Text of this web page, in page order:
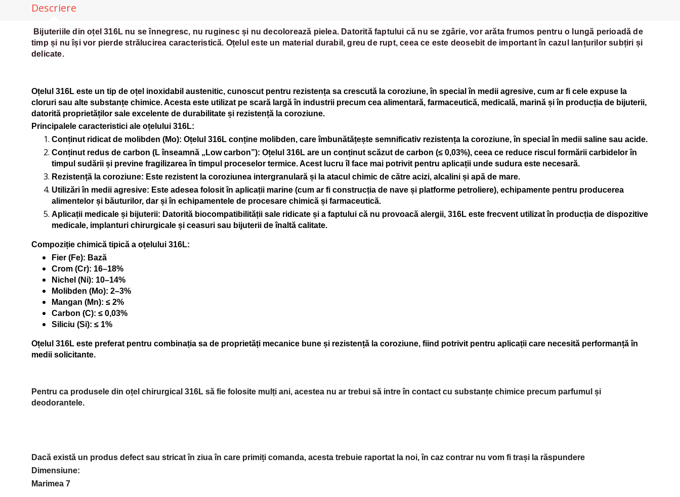
Descriere
Bijuteriile din oțel 316L nu se înnegresc, nu ruginesc și nu decolorează pielea. Datorită faptului că nu se zgârie, vor arăta frumos pentru o lungă perioadă de
timp și nu își vor pierde strălucirea caracteristică. Oțelul este un material durabil, greu de rupt, ceea ce este deosebit de important în cazul lanțurilor subțiri și
delicate.
Oțelul 316L este un tip de oțel inoxidabil austenitic, cunoscut pentru rezistența sa crescută la coroziune, în special în medii agresive, cum ar fi cele expuse la
cloruri sau alte substanțe chimice. Acesta este utilizat pe scară largă în industrii precum cea alimentară, farmaceutică, medicală, marină și în producția de bijuterii,
datorită proprietăților sale excelente de durabilitate și rezistență la coroziune.
Principalele caracteristici ale oțelului 316L:
Conținut ridicat de molibden (Mo): Oțelul 316L conține molibden, care îmbunătățește semnificativ rezistența la coroziune, în special în medii saline sau acide.
Conținut redus de carbon (L înseamnă „Low carbon”): Oțelul 316L are un conținut scăzut de carbon (≤ 0,03%), ceea ce reduce riscul formării carbidelor în
timpul sudării și previne fragilizarea în timpul proceselor termice. Acest lucru îl face mai potrivit pentru aplicații unde sudura este necesară.
Rezistență la coroziune: Este rezistent la coroziunea intergranulară și la atacul chimic de către acizi, alcalini și apă de mare.
Utilizări în medii agresive: Este adesea folosit în aplicații marine (cum ar fi construcția de nave și platforme petroliere), echipamente pentru producerea
alimentelor și băuturilor, dar și în echipamentele de procesare chimică și farmaceutică.
Aplicații medicale și bijuterii: Datorită biocompatibilității sale ridicate și a faptului că nu provoacă alergii, 316L este frecvent utilizat în producția de dispozitive
medicale, implanturi chirurgicale și ceasuri sau bijuterii de înaltă calitate.
Compoziție chimică tipică a oțelului 316L:
Fier (Fe): Bază
Crom (Cr): 16–18%
Nichel (Ni): 10–14%
Molibden (Mo): 2–3%
Mangan (Mn): ≤ 2%
Carbon (C): ≤ 0,03%
Siliciu (Si): ≤ 1%
Oțelul 316L este preferat pentru combinația sa de proprietăți mecanice bune și rezistență la coroziune, fiind potrivit pentru aplicații care necesită performanță în
medii solicitante.
Pentru ca produsele din oțel chirurgical 316L să fie folosite mulți ani, acestea nu ar trebui să intre în contact cu substanțe chimice precum parfumul și
deodorantele.
Dacă există un produs defect sau stricat în ziua în care primiți comanda, acesta trebuie raportat la noi, în caz contrar nu vom fi trași la răspundere
Dimensiune:
Marimea 7